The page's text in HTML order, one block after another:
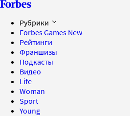
Рубрики
Forbes Games New
Рейтинги
Франшизы
Подкасты
Видео
Life
Woman
Sport
Young